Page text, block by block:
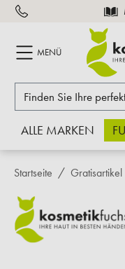
springen
MENÜ
ALLE MARKEN
Startseite Gratisartikel